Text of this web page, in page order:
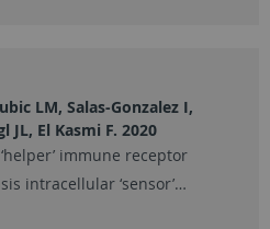
LM, Salas-Gonzalez I,
JL, El Kasmi F. 2020
immune receptor
intracellular ‘sensor’…